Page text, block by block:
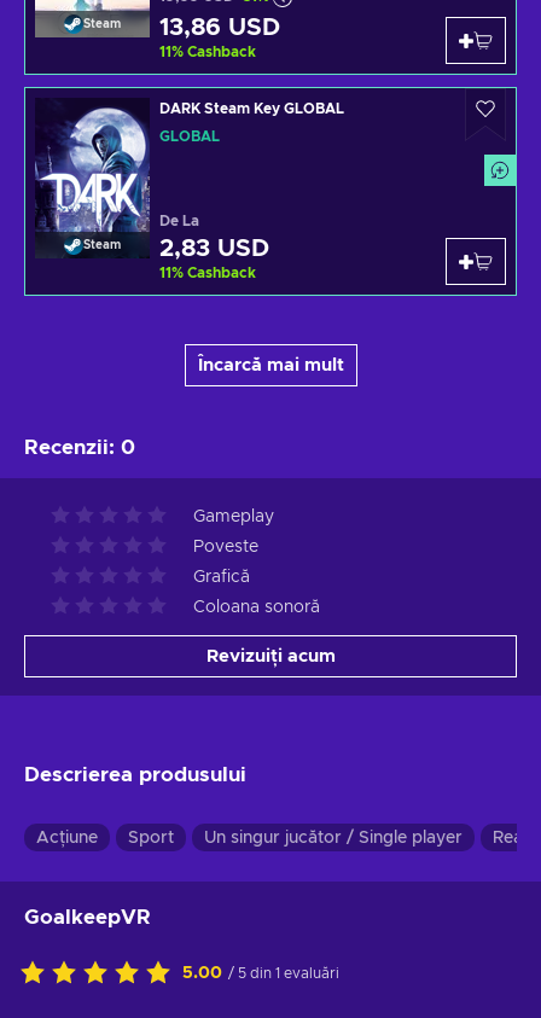
Steam 13,86 USD
11% Cashback
Steam
DARK Steam Key GLOBAL
GLOBAL
De La
2,83 USD
11% Cashback
Încarcă mai mult
Recenzii: 0
Gameplay
Poveste
Grafică
Coloana sonoră
Revizuiți acum
Descrierea produsului
Acțiune Sport Un singur jucător / Single player
GoalkeepVR
5.00 / 5 din 1 evaluări